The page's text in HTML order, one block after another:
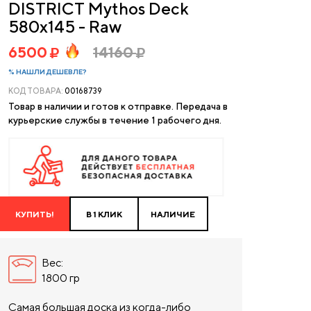
DISTRICT Mythos Deck
580x145 - Raw
6500 14160
% НАШЛИ ДЕШЕВЛЕ?
КОД ТОВАРА: 00168739
Товар в наличии и готов к отправке. Передача в
курьерские службы в течение 1 рабочего дня.
КУПИТЬ! В 1 КЛИК НАЛИЧИЕ
Вес:
1800 гр
Самая большая доска из когда-либо